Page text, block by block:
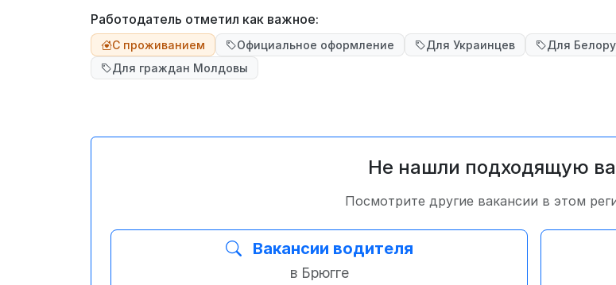
Работодатель отметил как важное:
С проживанием Официальное оформление Для Украинцев
Для
Для граждан Молдовы
Не нашли подходящую
Посмотрите другие вакансии в этом
Вакансии водителя
в Брюгге